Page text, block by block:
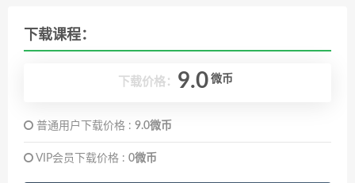
下载课程：
下载价格： 9.0 微币
普通用户下载价格 : 9.0微币
VIP会员下载价格 : 0微币